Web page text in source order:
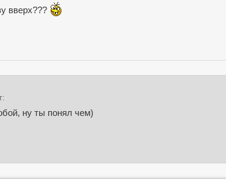
вверх???
ну ты понял чем)